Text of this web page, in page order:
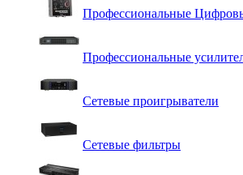
Профессиональные
Профессиональные
Сетевые проигрыватели
Сетевые фильтры